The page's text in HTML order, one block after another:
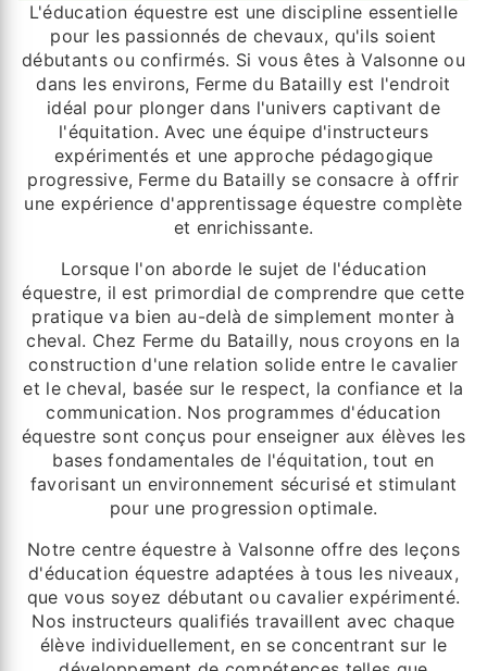
L'éducation équestre est une discipline essentielle
pour les passionnés de chevaux, qu'ils soient
débutants ou confirmés. Si vous êtes à Valsonne ou
dans les environs, Ferme du Batailly est l'endroit
idéal pour plonger dans l'univers captivant de
l'équitation. Avec une équipe d'instructeurs
expérimentés et une approche pédagogique
progressive, Ferme du Batailly se consacre à offrir
une expérience d'apprentissage équestre complète
et enrichissante.
Lorsque l'on aborde le sujet de l'éducation
équestre, il est primordial de comprendre que cette
pratique va bien au-delà de simplement monter à
cheval. Chez Ferme du Batailly, nous croyons en la
construction d'une relation solide entre le cavalier
et le cheval, basée sur le respect, la confiance et la
communication. Nos programmes d'éducation
équestre sont conçus pour enseigner aux élèves les
bases fondamentales de l'équitation, tout en
favorisant un environnement sécurisé et stimulant
pour une progression optimale.
Notre centre équestre à Valsonne offre des leçons
d'éducation équestre adaptées à tous les niveaux,
que vous soyez débutant ou cavalier expérimenté.
Nos instructeurs qualifiés travaillent avec chaque
élève individuellement, en se concentrant sur le